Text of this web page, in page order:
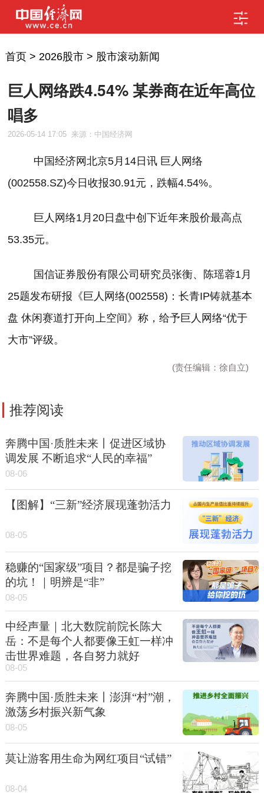
首页> 2026股市> 股市滚动新闻
巨人网络跌4.54% 某券商在近年高位
唱多
2026-05-14 17:05 来源：中国经济网
中国经济网北京5月 14日讯 巨人网络
(002558.SZ)今日收报30.91元，跌幅4.54%。
巨人网络1月 20日盘中创下近年来股价最高点
53.35元。
国信证券股份有限公司研究员张衡、陈瑶蓉1 月
25题发布研报《巨人网络(002558) ：长青IP铸就基本
盘 休闲赛道打开向上空间》称，给予巨人网络“优于
大市”评级。
(责任编辑：徐自立)
推荐阅读
奔腾中国·质胜未来丨促进区域协
调发展 不断追求“人民的幸福”
08-06
【图解】“三新”经济展现蓬勃活力
08-05
稳赚的“国家级”项目？都是骗子挖
的坑！｜明辨是“非”
08-05
中经声量｜北大数院前院长陈大
岳：不是每个人都要像王虹一样冲
击世界难题，各自努力就好
08-05
奔腾中国·质胜未来丨澎湃“村”潮，
激荡乡村振兴新气象
08-05
莫让游客用生命为网红项目“试错”
08-04